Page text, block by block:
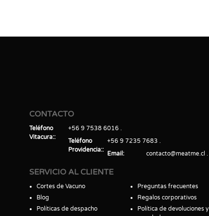
CONTACTO
Teléfono
Vitacura:
+56 9 7538 6016
Teléfono
Providencia:
+56 9 7235 7683
Email
contacto@meatme.cl
SERVICIO AL CLIENTE
Cortes de Vacuno
Blog
Políticas de despacho
Preguntas frecuentes
Regalos corporativos
Política de devoluciones y